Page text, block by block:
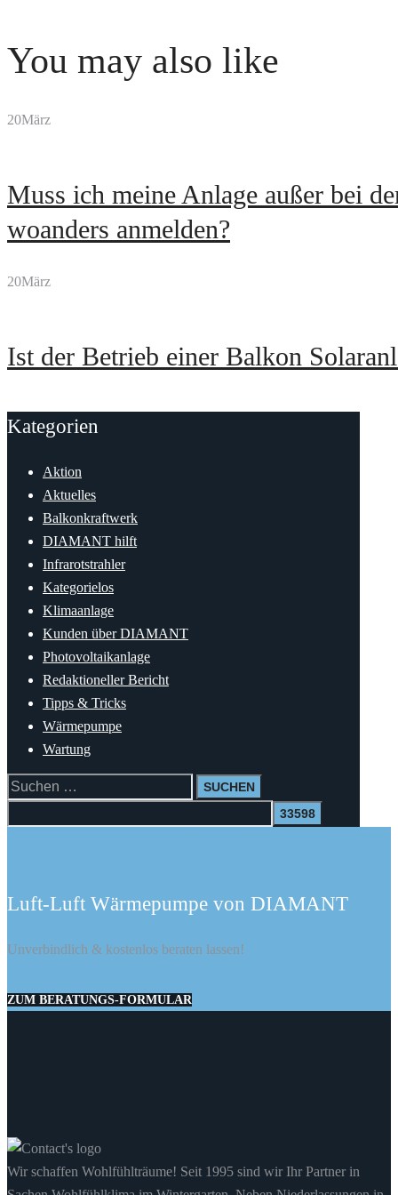
You may also like
20März
Muss ich meine Anlage außer bei
woanders anmelden?
20März
Ist der Betrieb einer Balkon
Kategorien
Aktion
Aktuelles
Balkonkraftwerk
DIAMANT hilft
Infrarotstrahler
Kategorielos
Klimaanlage
Kunden über DIAMANT
Photovoltaikanlage
Redaktioneller Bericht
Tipps & Tricks
Wärmepumpe
Wartung
Suchen
nach:
Luft-Luft Wärmepumpe von DIAMANT
Unverbindlich & kostenlos beraten lassen!
ZUM BERATUNGS-FORMULAR
Wir schaffen Wohlfühlträume! Seit 1995 sind wir Ihr Partner in